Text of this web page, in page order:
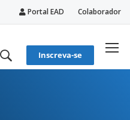
Portal EAD Colaborador
Inscreva-se